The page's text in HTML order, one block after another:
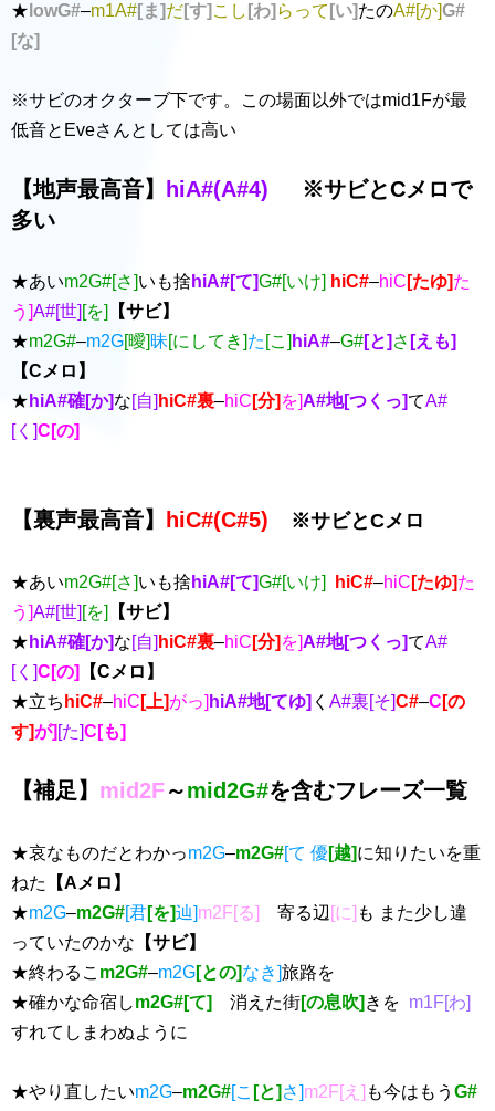
★ lowG#–m1A#[ま]だ[す] こし [わ] らって [い]たのA#[か]G#
[な]
※サビのオクターブ下です。この場面以外ではmid1Fが最
低音とEveさんとしては高い
【地声最高音】 hiA#(A#4) ※サビとCメロで
多い
★あいm2G#[さ]いも捨 hiA#[て]G#[いけ] hiC#–hiC [たゆ]た
う]A#[世] [を]
【サビ】
★m2G#–m2G[曖]昧[にしてき]た [こ] hiA#–G#[と] さ [えも]
【Cメロ】
★ hiA#確[か]な[自] hiC#裏–hiC [分] を]A#地[つくっ]てA#
[く]C[の]
【裏声最高音】 hiC#(C#5) ※サビとCメロ
★あいm2G#[さ]いも捨 hiA#[て]G#[いけ] hiC#–hiC [たゆ]た
う]A#[世] [を]
【サビ】
★ hiA#確[か]な[自] hiC#裏–hiC [分] を]A#地[つくっ]てA#
[く]C[の]
【Cメロ】
★立ち hiC#–hiC [上]がっ] hiA#地[てゆ] く A#裏[そ]C#–C [の
す]が] [た]C[も]
【補足】 mid2F～mid2G#を含むフレーズ一覧
★哀なものだとわかっm2G–m2G#[て 優[越]に知りたいを重
ねた
【Aメロ】
★m2G–m2G#[君[を]辿]m2F[る] 寄る辺 [に] も また少し違
っていたのかな 【サビ】
★終わるこ m2G#–m2G[との]なき]旅路を
★確かな命宿しm2G#[て] 消えた街[の息吹] きを m1F[わ]
すれてしまわぬように
★やり直したいm2G–m2G#[こ [と] さ]m2F[え] も今はもう G#